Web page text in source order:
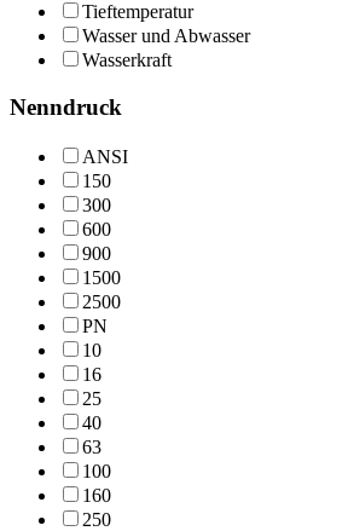
Tieftemperatur
Wasser und Abwasser
Wasserkraft
Nenndruck
ANSI
150
300
600
900
1500
2500
PN
10
16
25
40
63
100
160
250